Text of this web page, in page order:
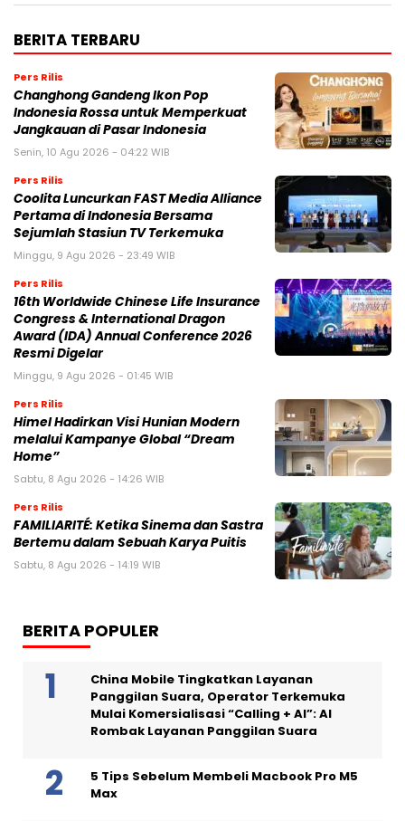
BERITA TERBARU
Pers Rilis
Changhong Gandeng Ikon Pop
Indonesia Rossa untuk Memperkuat
Jangkauan di Pasar Indonesia
Senin, 10 Agu 2026 - 04:22 WIB
Pers Rilis
Coolita Luncurkan FAST Media Alliance
Pertama di Indonesia Bersama
Sejumlah Stasiun TV Terkemuka
Minggu, 9 Agu 2026 - 23:49 WIB
Pers Rilis
16th Worldwide Chinese Life Insurance
Congress & International Dragon
Award (IDA) Annual Conference 2026
Resmi Digelar
Minggu, 9 Agu 2026 - 01:45 WIB
Pers Rilis
Himel Hadirkan Visi Hunian Modern
melalui Kampanye Global “Dream
Home”
Sabtu, 8 Agu 2026 - 14:26 WIB
Pers Rilis
FAMILIARITÉ: Ketika Sinema dan Sastra
Bertemu dalam Sebuah Karya Puitis
Sabtu, 8 Agu 2026 - 14:19 WIB
BERITA POPULER
China Mobile Tingkatkan Layanan
Panggilan Suara, Operator Terkemuka
Mulai Komersialisasi “Calling + AI”: AI
Rombak Layanan Panggilan Suara
5 Tips Sebelum Membeli Macbook Pro M5
Max